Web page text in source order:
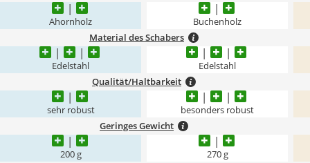
Ahornholz Buchenholz
Material des Schabers
Edelstahl Edelstahl
Qualität/Haltbarkeit
sehr robust besonders robust
Geringes Gewicht
200 g 270 g